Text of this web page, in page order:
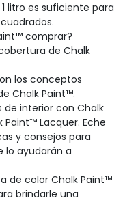
litro es suficiente para
comprar?
de Chalk
los conceptos
Chalk Paint™.
de interior con Chalk
Paint™ Lacquer. Eche
y consejos para
lo ayudarán a
de color Chalk Paint™
brindarle una